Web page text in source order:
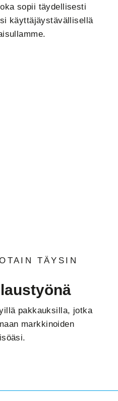
sopii täydellisesti
käyttäjäystävällisellä
TÄYSIN
pakkauksilla, jotka
markkinoiden